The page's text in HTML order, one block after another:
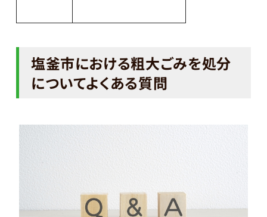
塩釜市における粗大ごみを処分
についてよくある質問